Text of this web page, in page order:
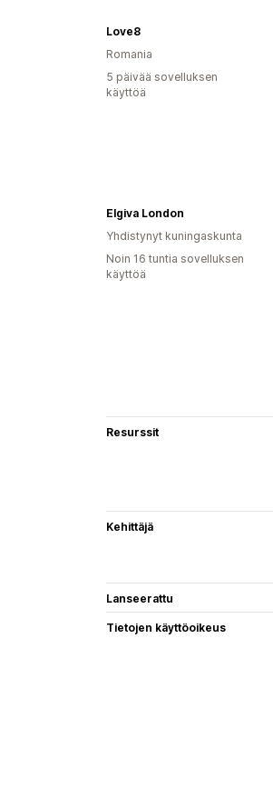
Love8
Romania
5 päivää sovelluksen
käyttöä
Elgiva London
Yhdistynyt kuningaskunta
Noin 16 tuntia sovelluksen
käyttöä
Resurssit
Kehittäjä
Lanseerattu
Tietojen käyttöoikeus